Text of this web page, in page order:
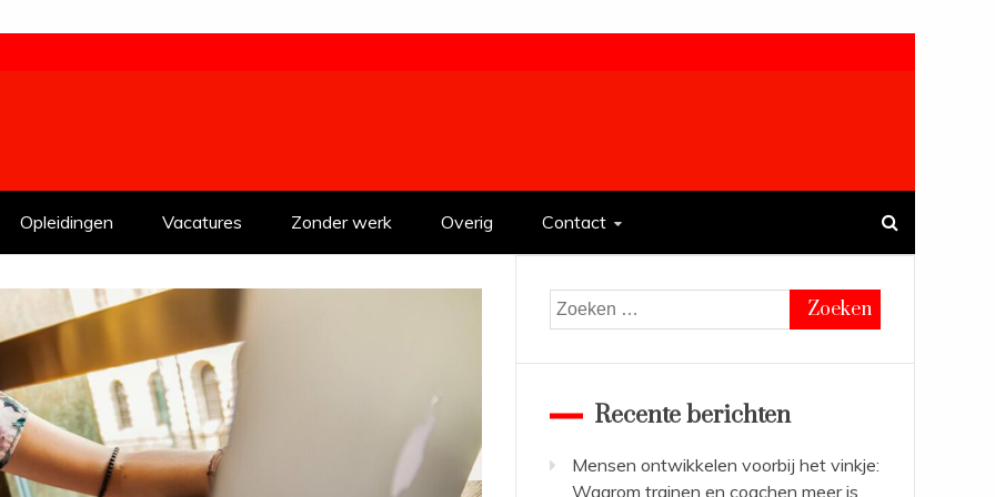
Opleidingen Vacatures Zonder werk Overig Contact
Zoeken
naar:
Recente berichten
Mensen ontwikkelen voorbij het vinkje:
Waarom trainen en coachen meer is